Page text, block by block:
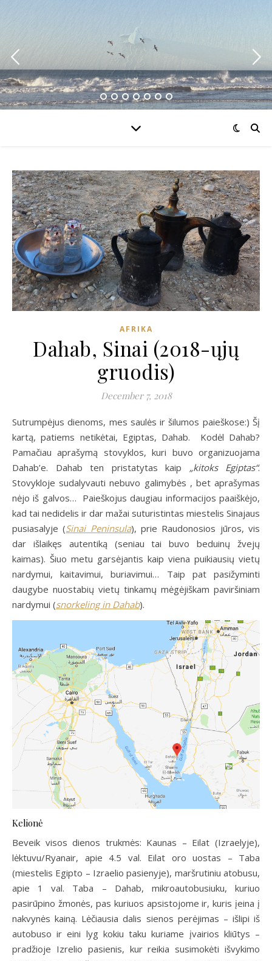
AFRIKA
Dahab, Sinai (2018-ųjų
gruodis)
December 7, 2018
Sutrumpėjus dienoms, mes saulės ir šilumos paieškose:) Šį
kartą, patiems netikėtai, Egiptas, Dahab. Kodėl Dahab?
Pamačiau aprašymą stovyklos, kuri buvo organizuojama
Dahab’e. Dahab ten pristatytas kaip „kitoks Egiptas“.
Stovykloje sudalyvauti nebuvo galimybės , bet aprašymas
nėjo iš galvos… Paieškojus daugiau informacijos paaiškėjo,
kad tai nedidelis ir dar mažai suturistintas miestelis Sinajaus
pusiasalyje (Sinai Peninsula), prie Raudonosios jūros, vis
dar išlaikęs autentiką (seniau tai buvo beduinų žvejų
kaimas). Šiuo metu garsėjantis kaip viena puikiausių vietų
nardymui, kaitavimui, buriavimui… Taip pat pasižyminti
daugybe nuostabių vietų tinkamų mėgėjiškam paviršiniam
nardymui (snorkeling in Dahab).
Kelionė
Beveik visos dienos trukmės: Kaunas – Eilat (Izraelyje),
lėktuvu/Ryanair, apie 4.5 val. Eilat oro uostas – Taba
(miestelis Egipto – Izraelio pasienyje), maršrutiniu atobusu,
apie 1 val. Taba – Dahab, mikroautobusiuku, kuriuo
pasirūpino žmonės, pas kuriuos apsistojome ir, kuris įeina į
nakvynės kainą. Lėčiausia dalis sienos perėjimas – išlipi iš
autobuso ir eini lyg kokiu taku kuriame įvairios kliūtys –
pradžioje Izrelio pasienis, kur reikia susimokėti išvykimo